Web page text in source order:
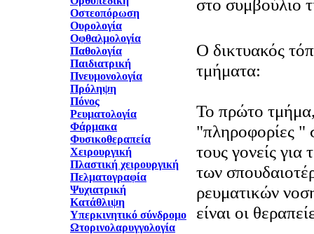
Οστεοπόρωση
Ουρολογία
Οφθαλμολογία
Παθολογία
Παιδιατρική
Πνευμονολογία
Πρόληψη
Πόνος
Ρευματολογία
Φάρμακα
Φυσικοθεραπεία
Χειρουργική
Πλαστική χειρουργική
Πελματογραφία
Ψυχιατρική
Κατάθλιψη
Υπερκινητικό σύνδρομο
Ωτορινολαρυγγολογία
στο συμβούλιο
O δικτυακός
τμήματα:
Το πρώτο
"πληροφορίες "
τους γονείς για
των
ρευματικών
είναι οι